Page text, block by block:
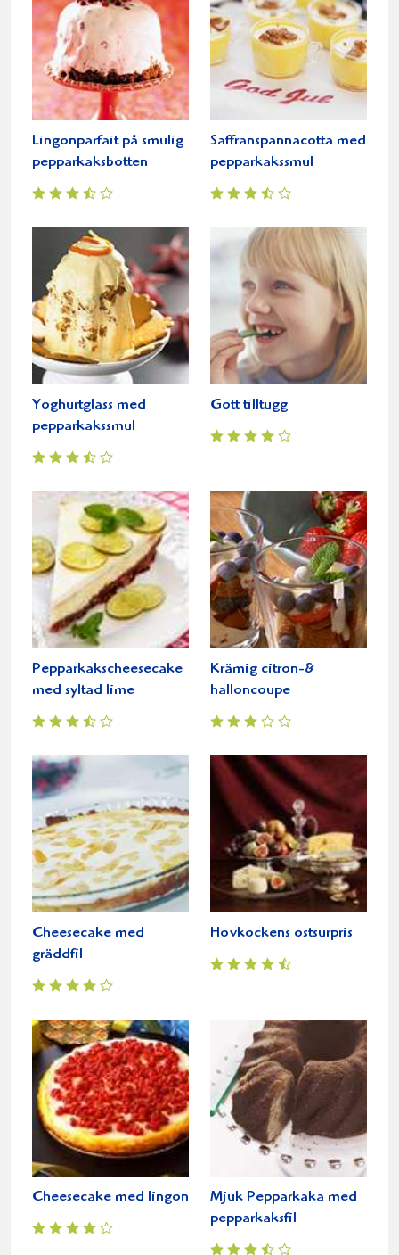
Lingonparfait på smulig
pepparkaksbotten
Saffranspannacotta med
pepparkakssmul
Yoghurtglass med
pepparkakssmul
Gott tilltugg
Pepparkakscheesecake
med syltad lime
Krämig citron-&
halloncoupe
Cheesecake med
gräddfil
Hovkockens ostsurpris
Cheesecake med lingon
Mjuk Pepparkaka med
pepparkaksfil